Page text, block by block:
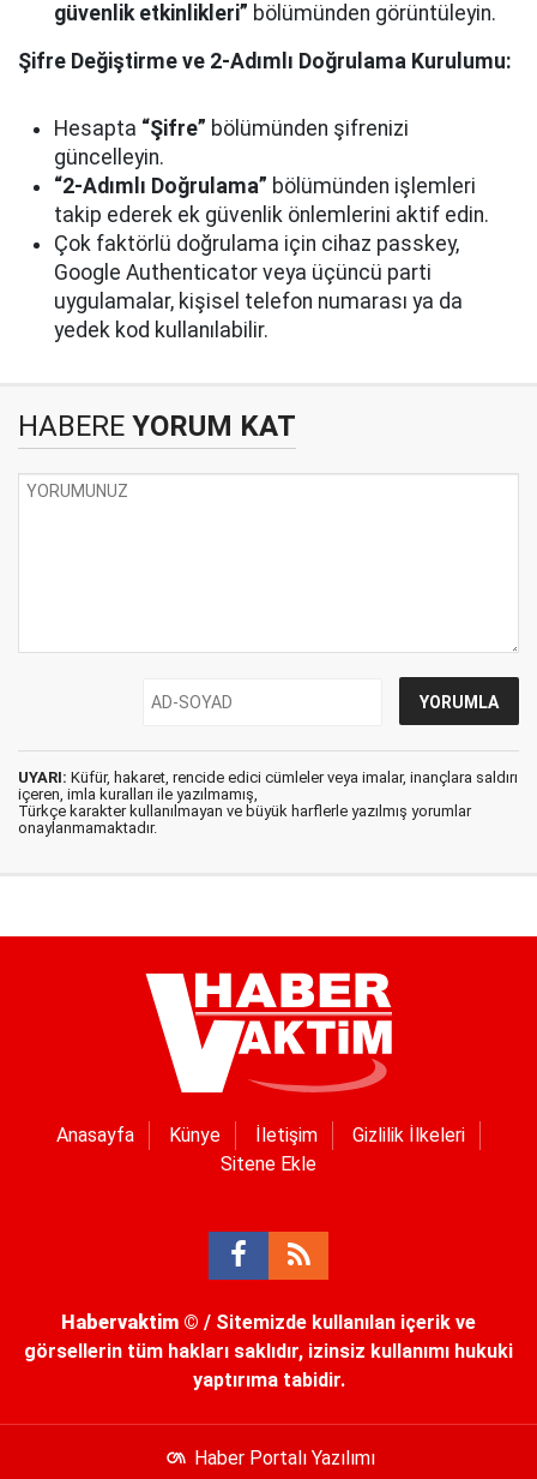
güvenlik etkinlikleri” bölümünden görüntüleyin.
Şifre Değiştirme ve 2-Adımlı Doğrulama Kurulumu:
Hesapta “Şifre” bölümünden şifrenizi
güncelleyin.
“2-Adımlı Doğrulama” bölümünden işlemleri
takip ederek ek güvenlik önlemlerini aktif edin.
Çok faktörlü doğrulama için cihaz passkey,
Google Authenticator veya üçüncü parti
uygulamalar, kişisel telefon numarası ya da
yedek kod kullanılabilir.
HABERE YORUM KAT
UYARI: Küfür, hakaret, rencide edici cümleler veya imalar, inançlara saldırı
içeren, imla kuralları ile yazılmamış,
Türkçe karakter kullanılmayan ve büyük harflerle yazılmış yorumlar
onaylanmamaktadır.
Anasayfa Künye İletişim
Gizlilik İlkeleri
Sitene Ekle
Habervaktim © / Sitemizde kullanılan içerik ve
görsellerin tüm hakları saklıdır, izinsiz kullanımı hukuki
yaptırıma tabidir.
Haber Portalı Yazılımı